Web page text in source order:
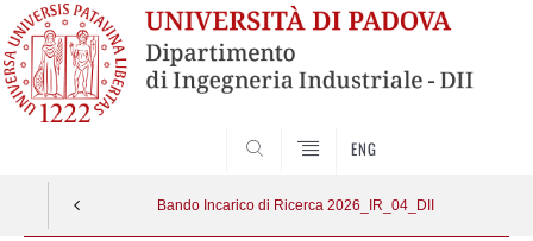
ENG
Bando Incarico di Ricerca 2026_IR_04_DII